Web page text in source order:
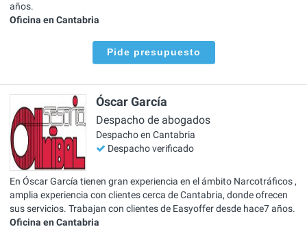
años.
Oficina en Cantabria
Pide presupuesto
Óscar García
Despacho de abogados
Despacho en Cantabria
Despacho verificado
En Óscar García tienen gran experiencia en el ámbito Narcotráficos ,
amplia experiencia con clientes cerca de Cantabria, donde ofrecen
sus servicios. Trabajan con clientes de Easyoffer desde hace7 años.
Oficina en Cantabria